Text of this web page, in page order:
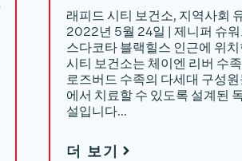
래피드 시티 보건소, 지역사회
2022년 5월 24일 | 제니퍼 슈
스다코타 블랙힐스 인근에 위
시티 보건소는 체이엔 리버 수
로즈버드 수족의 다세대 구성
에서 치료할 수 있도록 설계된
설입니다…
더 보기